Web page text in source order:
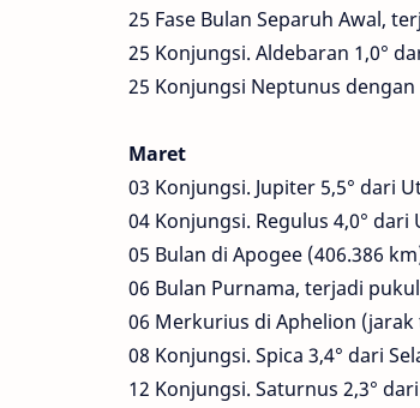
25 Fase Bulan Separuh Awal,
25 Konjungsi. Aldebaran 1,0°
25 Konjungsi Neptunus
Maret
03 Konjungsi. Jupiter 5,5° dari
04 Konjungsi. Regulus 4,0° dari
05 Bulan di Apogee (406.386
06 Bulan Purnama, terjadi
06 Merkurius di Aphelion
08 Konjungsi. Spica 3,4° dari
12 Konjungsi. Saturnus 2,3°